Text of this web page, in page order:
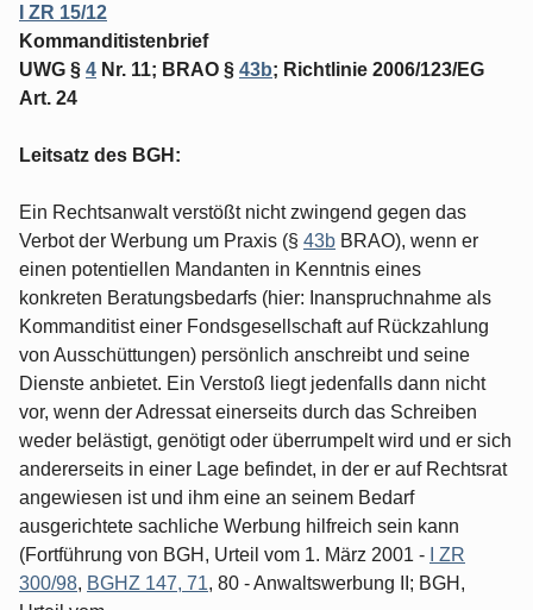
I ZR 15/12
Kommanditistenbrief
UWG § 4 Nr. 11; BRAO § 43b; Richtlinie 2006/123/EG
Art. 24
Leitsatz des BGH:
Ein Rechtsanwalt verstößt nicht zwingend gegen das
Verbot der Werbung um Praxis (§ 43b BRAO), wenn er
einen potentiellen Mandanten in Kenntnis eines
konkreten Beratungsbedarfs (hier: Inanspruchnahme als
Kommanditist einer Fondsgesellschaft auf Rückzahlung
von Ausschüttungen) persönlich anschreibt und seine
Dienste anbietet. Ein Verstoß liegt jedenfalls dann nicht
vor, wenn der Adressat einerseits durch das Schreiben
weder belästigt, genötigt oder überrumpelt wird und er sich
andererseits in einer Lage befindet, in der er auf Rechtsrat
angewiesen ist und ihm eine an seinem Bedarf
ausgerichtete sachliche Werbung hilfreich sein kann
(Fortführung von BGH, Urteil vom 1. März 2001 -
I ZR
300/98, BGHZ 147, 71, 80 - Anwaltswerbung II; BGH,